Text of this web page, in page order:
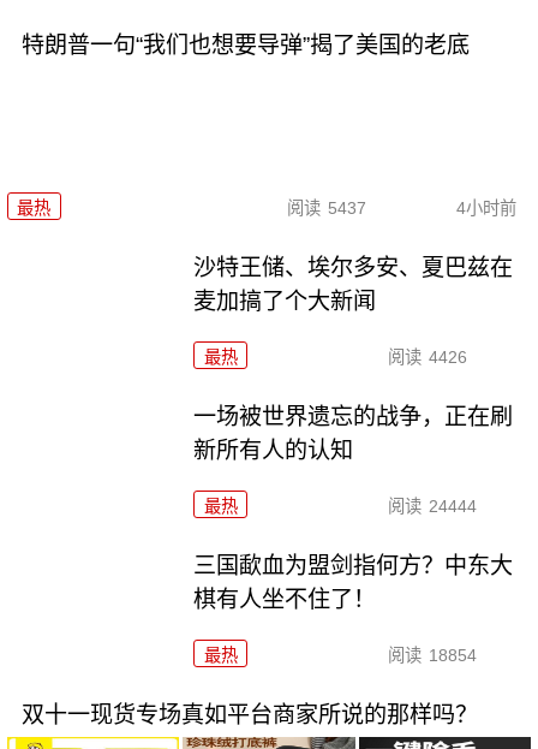
特朗普一句“我们也想要导弹”揭了美国的老底
最热 阅读 5437 4小时前
沙特王储、埃尔多安、夏巴兹在
麦加搞了个大新闻
最热 阅读 4426
一场被世界遗忘的战争，正在刷
新所有人的认知
最热 阅读 24444
三国歃血为盟剑指何方？中东大
棋有人坐不住了！
最热 阅读 18854
双十一现货专场真如平台商家所说的那样吗？